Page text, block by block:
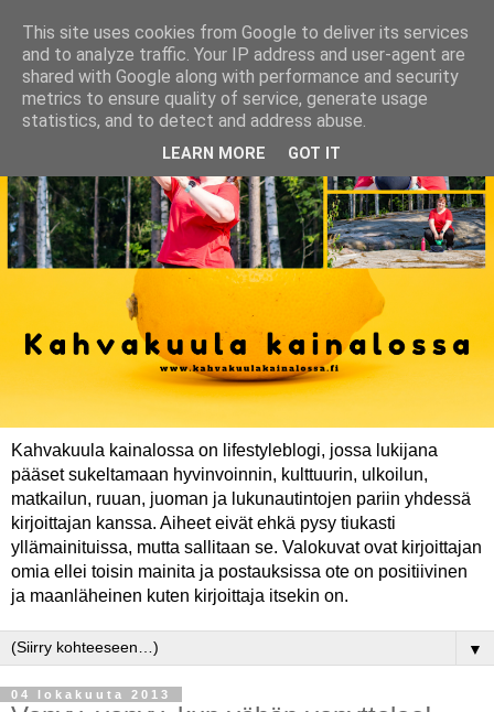
Kahvakuula kainalossa on lifestyleblogi, jossa lukijana
pääset sukeltamaan hyvinvoinnin, kulttuurin, ulkoilun,
matkailun, ruuan, juoman ja lukunautintojen pariin yhdessä
kirjoittajan kanssa. Aiheet eivät ehkä pysy tiukasti
yllämainituissa, mutta sallitaan se. Valokuvat ovat kirjoittajan
omia ellei toisin mainita ja postauksissa ote on positiivinen
ja maanläheinen kuten kirjoittaja itsekin on.
▼
04 lokakuuta 2013
This site uses cookies from Google to deliver its services
and to analyze traffic. Your IP address and user-agent are
shared with Google along with performance and security
metrics to ensure quality of service, generate usage
statistics, and to detect and address abuse.
LEARN MORE GOT IT